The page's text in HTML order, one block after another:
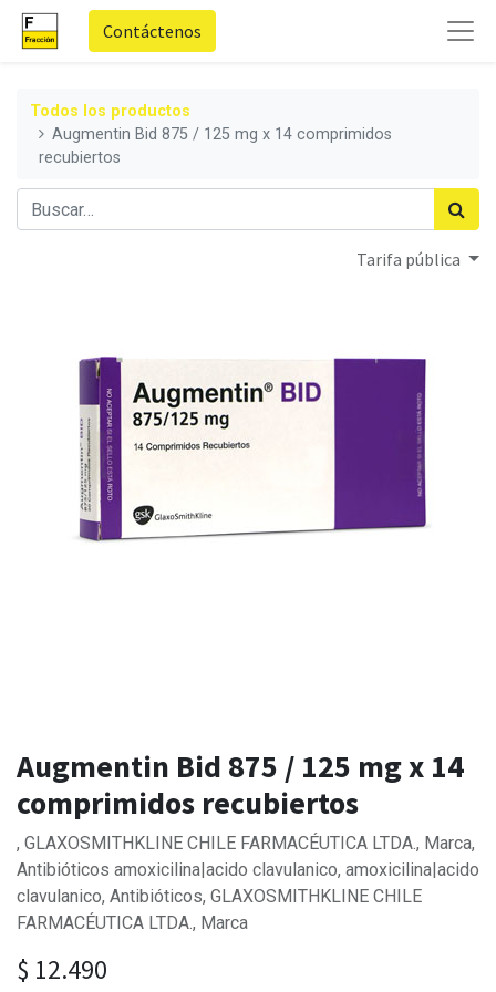
Contáctenos
Todos los productos
Augmentin Bid 875 / 125 mg x 14 comprimidos
recubiertos
Tarifa pública
Augmentin Bid 875 / 125 mg x 14
comprimidos recubiertos
, GLAXOSMITHKLINE CHILE FARMACÉUTICA LTDA., Marca,
Antibióticos amoxicilina|acido clavulanico, amoxicilina|acido
clavulanico, Antibióticos, GLAXOSMITHKLINE CHILE
FARMACÉUTICA LTDA., Marca
$ 12.490